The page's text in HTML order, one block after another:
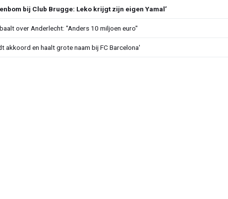
bij Club Brugge: Leko krijgt zijn eigen Yamal’
over Anderlecht: "Anders 10 miljoen euro"
akkoord en haalt grote naam bij FC Barcelona'